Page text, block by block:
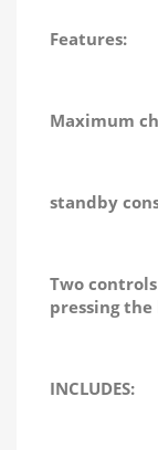
Features:
Maximum
standby
Two
pressing
INCLUDES: